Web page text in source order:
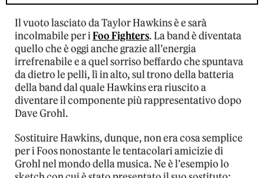
Il vuoto lasciato da Taylor Hawkins è e sarà
incolmabile per iFoo Fighters. La band è diventata
quello che è oggi anche grazie all’energia
irrefrenabile e a quel sorriso beffardo che spuntava
da dietro le pelli, lì in alto, sul trono della batteria
della band dal quale Hawkins era riuscito a
diventare il componente più rappresentativo dopo
Dave Grohl.
Sostituire Hawkins, dunque, non era cosa semplice
per i Foos nonostante le tentacolari amicizie di
Grohl nel mondo della musica. Ne è l’esempio lo